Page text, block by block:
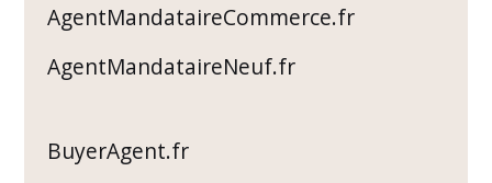
AgentMandataireCommerce.fr
AgentMandataireNeuf.fr
BuyerAgent.fr